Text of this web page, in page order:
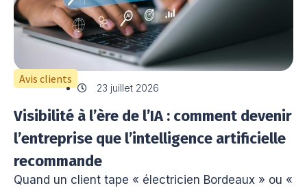
Avis clients
23 juillet 2026
Visibilité à l’ère de l’IA : comment devenir
l’entreprise que l’intelligence artificielle
recommande
Quand un client tape « électricien Bordeaux » ou «